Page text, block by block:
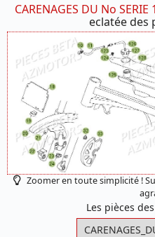
CARENAGES DU No
eclatée des
Zoomer en toute simplicité !
Les pièces